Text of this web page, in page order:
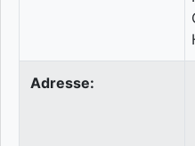
Adresse: